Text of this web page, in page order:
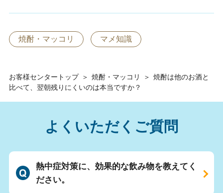
お客様センタートップ ＞ 焼酎・マッコリ ＞ 焼酎は他のお酒と
比べて、翌朝残りにくいのは本当ですか？
焼酎・マッコリ マメ知識
よくいただくご質問
熱中症対策に、効果的な飲み物を教えてく
ださい。